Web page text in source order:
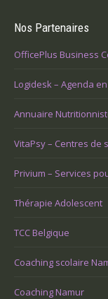
Nos Partenaires
OfficePlus Business
Logidesk – Agenda
Annuaire
VitaPsy – Centres de
Privium – Services
Thérapie Adolescent
TCC Belgique
Coaching scolaire
Coaching Namur